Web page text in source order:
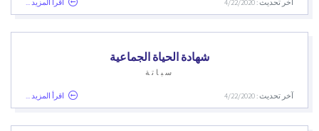
آخر تحديث : 4/22/2020 اقرأ المزيد ...
شهادة الحياة الجماعية
سباتة
آخر تحديث : 4/22/2020 اقرأ المزيد ...